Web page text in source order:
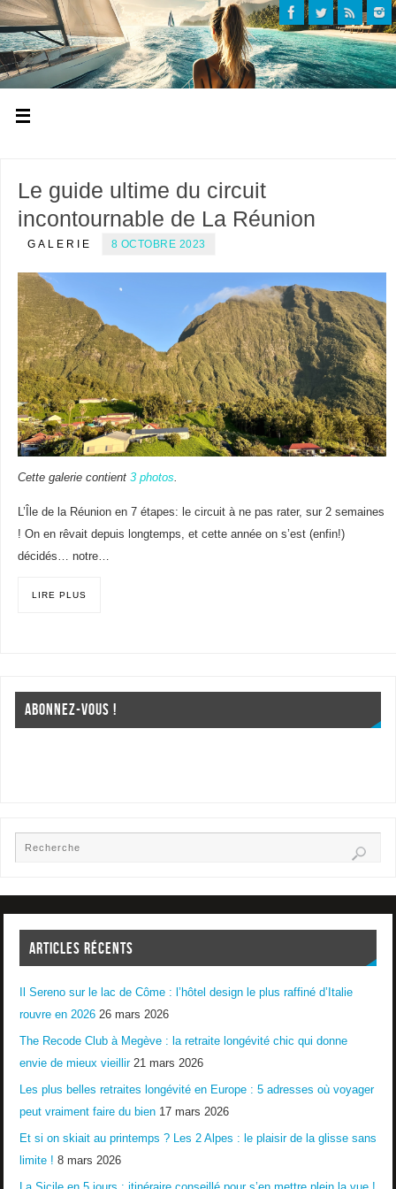
Le guide ultime du circuit
incontournable de La Réunion
GALERIE 8 OCTOBRE 2023
Cette galerie contient 3 photos.
L’Île de la Réunion en 7 étapes: le circuit à ne pas rater, sur 2 semaines
! On en rêvait depuis longtemps, et cette année on s’est (enfin!)
décidés… notre…
LIRE PLUS
ABONNEZ-VOUS !
ARTICLES RÉCENTS
Il Sereno sur le lac de Côme : l’hôtel design le plus raffiné d’Italie
rouvre en 2026 26 mars 2026
The Recode Club à Megève : la retraite longévité chic qui donne
envie de mieux vieillir 21 mars 2026
Les plus belles retraites longévité en Europe : 5 adresses où voyager
peut vraiment faire du bien 17 mars 2026
Et si on skiait au printemps ? Les 2 Alpes : le plaisir de la glisse sans
limite ! 8 mars 2026